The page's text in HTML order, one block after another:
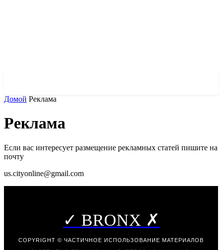
Домой Реклама
Реклама
Если вас интересует размещение рекламных статей пишите на
почту
us.cityonline@gmail.com
✓ BRONX ✗
COPYRIGHT © ЧАСТИЧНОЕ ИСПОЛЬЗОВАНИЕ МАТЕРИАЛОВ